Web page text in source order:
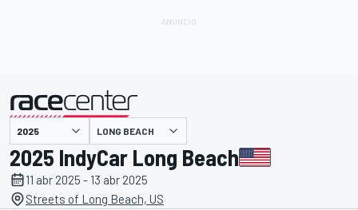
presentado por LONG BEACH
2025 IndyCar Long Beach
11 abr 2025 - 13 abr 2025
Streets of Long Beach, US